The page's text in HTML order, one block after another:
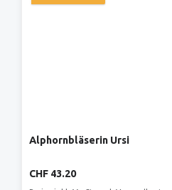
Alphornbläserin Ursi
Regulärer Preis:
CHF 43.20